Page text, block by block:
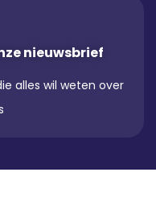
nieuwsbrief
alles wil weten over